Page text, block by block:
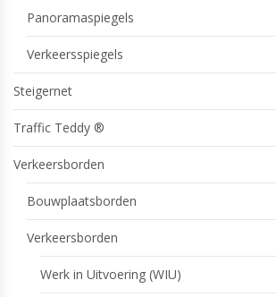
Panoramaspiegels
Verkeersspiegels
Steigernet
Traffic Teddy ®
Verkeersborden
Bouwplaatsborden
Verkeersborden
Werk in Uitvoering (WIU)